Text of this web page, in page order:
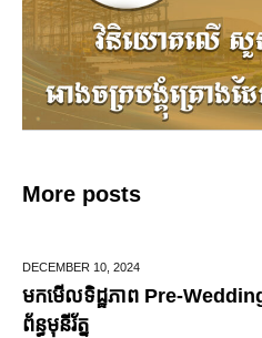
More posts
DECEMBER 10, 2024
មកមើលទិដ្ឋភាព Pre-Wedding
ព័ន្ធមុនីរ័ត្ន